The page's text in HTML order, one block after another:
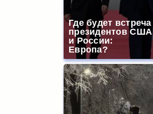
Где будет встреча
президентов США
и России:
Европа?